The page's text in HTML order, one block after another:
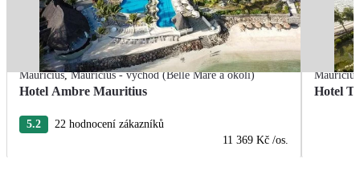
Mauricius,Mauricius - východ (Belle Mare a okolí)
Hotel Ambre Mauritius
5.2
22 hodnocení zákazníků
11 369 Kč /os.
Mauricius
Hotel